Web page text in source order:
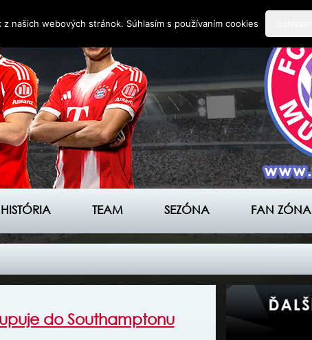
HISTÓRIA TEAM SEZÓNA FAN ZÓNA
do Southamptonu
našich webových stránok. Súhlasím s používaním cookies